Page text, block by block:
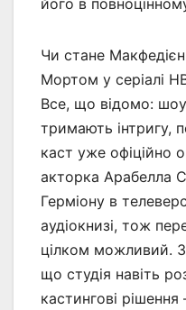
Чи стане
Мортом у серіалі
Все, що відомо:
тримають інтригу,
каст уже офіційно
акторка Арабелла
Герміону в
аудіокнизі, тож
цілком можливий.
що студія навіть
кастингові